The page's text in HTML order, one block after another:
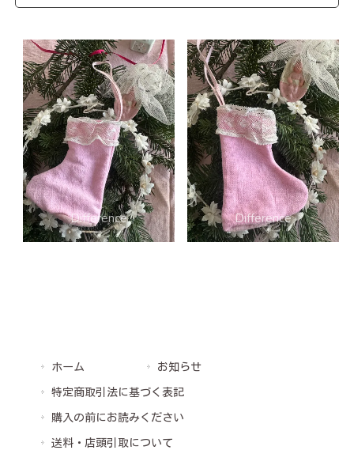
ホーム
お知らせ
特定商取引法に基づく表記
購入の前にお読みください
送料・店頭引取について